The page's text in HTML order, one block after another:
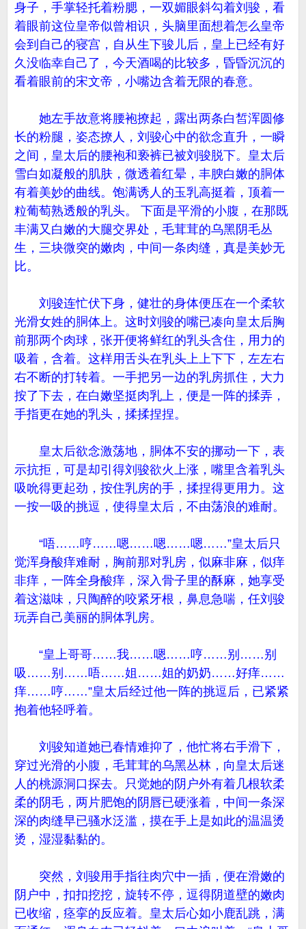
身子，手掌轻托着粉腮，一双媚眼斜勾着刘骏，看
着眼前这位皇帝似曾相识，头脑里面想着怎么皇帝
会到自己的寝宫，自从生下骏儿后，皇上已经有好
久没临幸自己了，今天酒喝的比较多，昏昏沉沉的
看着眼前的宋文帝，小嘴边含着无限的春意。
她左手故意将腰袍撩起，露出两条白皙浑圆修
长的粉腿，姿态撩人，刘骏心中的欲念直升，一瞬
之间，皇太后的腰袍和亵裤已被刘骏脱下。皇太后
雪白如凝般的肌肤，微透着红晕，丰腴白嫩的胴体
有着美妙的曲线。饱满诱人的玉乳高挺着，顶着一
粒葡萄熟透般的乳头。 下面是平滑的小腹，在那既
丰满又白嫩的大腿交界处，毛茸茸的乌黑阴毛丛
生，三块微突的嫩肉，中间一条肉缝，真是美妙无
比。
刘骏连忙伏下身，健壮的身体便压在一个柔软
光滑女姓的胴体上。这时刘骏的嘴已凑向皇太后胸
前那两个肉球，张开便将鲜红的乳头含住，用力的
吸着，含着。这样用舌头在乳头上上下下，左左右
右不断的打转着。一手把另一边的乳房抓住，大力
按了下去，在白嫩坚挺肉乳上，便是一阵的揉弄，
手指更在她的乳头，揉揉捏捏。
皇太后欲念激荡地，胴体不安的挪动一下，表
示抗拒，可是却引得刘骏欲火上涨，嘴里含着乳头
吸吮得更起劲，按住乳房的手，揉捏得更用力。这
一按一吸的挑逗，使得皇太后，不由荡浪的难耐。
“唔……哼……嗯……嗯……嗯……”皇太后只
觉浑身酸痒难耐，胸前那对乳房，似麻非麻，似痒
非痒，一阵全身酸痒，深入骨子里的酥麻，她享受
着这滋味，只陶醉的咬紧牙根，鼻息急喘，任刘骏
玩弄自己美丽的胴体乳房。
“皇上哥哥……我……嗯……哼……别……别
吸……别……唔……姐……姐的奶奶……好痒……
痒……哼……”皇太后经过他一阵的挑逗后，已紧紧
抱着他轻呼着。
刘骏知道她已春情难抑了，他忙将右手滑下，
穿过光滑的小腹，毛茸茸的乌黑丛林，向皇太后迷
人的桃源洞口探去。只觉她的阴户外有着几根软柔
柔的阴毛，两片肥饱的阴唇已硬涨着，中间一条深
深的肉缝早已骚水泛滥，摸在手上是如此的温温烫
烫，湿湿黏黏的。
突然，刘骏用手指往肉穴中一插，便在滑嫩的
阴户中，扣扣挖挖，旋转不停，逗得阴道壁的嫩肉
已收缩，痉挛的反应着。皇太后心如小鹿乱跳，满